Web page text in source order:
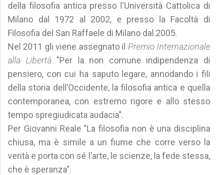
della filosofia antica presso l'Università Cattolica di
Milano dal 1972 al 2002, e presso la Facoltà di
Filosofia del San Raffaele di Milano dal 2005.
Nel 2011 gli viene assegnato il Premio Internazionale
alla Libertà"Per la non comune indipendenza di
pensiero, con cui ha saputo legare, annodando i fili
della storia dell’Occidente, la filosofia antica e quella
contemporanea, con estremo rigore e allo stesso
tempo spregiudicata audacia".
Per Giovanni Reale "La filosofia non è una disciplina
chiusa, ma è simile a un fiume che corre verso la
verità e porta con sé l’arte, le scienze, la fede stessa,
che è speranza".